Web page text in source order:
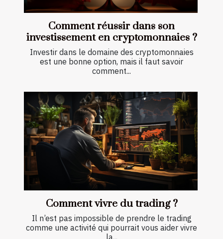
Comment réussir dans son
investissement en cryptomonnaies ?
Investir dans le domaine des cryptomonnaies
est une bonne option, mais il faut savoir
comment...
Comment vivre du trading ?
Il n’est pas impossible de prendre le trading
comme une activité qui pourrait vous aider vivre